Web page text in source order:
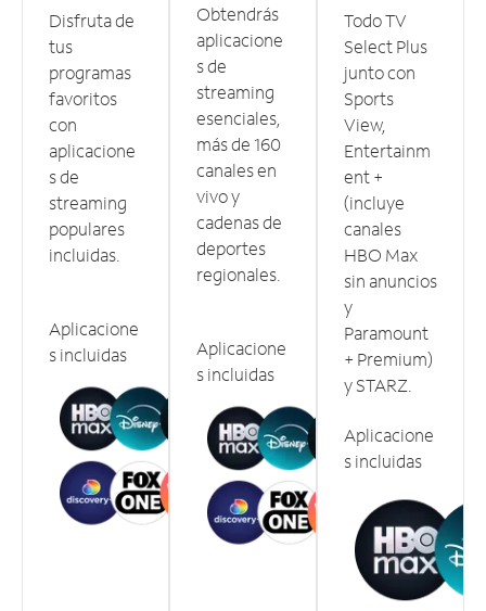
Disfruta de
tus
programas
favoritos
con
aplicacione
s de
streaming
populares
incluidas.
Aplicacione
s incluidas
Obtendrás
aplicacione
s de
streaming
esenciales,
más de 160
canales en
vivo y
cadenas de
deportes
regionales.
Aplicacione
s incluidas
Todo TV
Select Plus
junto con
Sports
View,
Entertainm
ent +
(incluye
canales
HBO Max
sin anuncios
y
Paramount
+ Premium)
y STARZ.
Aplicacione
s incluidas